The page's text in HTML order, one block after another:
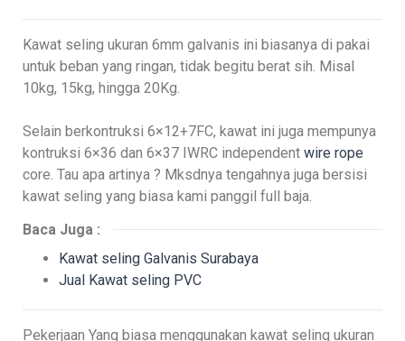
Kawat seling ukuran 6mm galvanis ini biasanya di pakai
untuk beban yang ringan, tidak begitu berat sih. Misal
10kg, 15kg, hingga 20Kg.
Selain berkontruksi 6×12+7FC, kawat ini juga mempunya
kontruksi 6×36 dan 6×37 IWRC independent wire rope
core. Tau apa artinya ? Mksdnya tengahnya juga bersisi
kawat seling yang biasa kami panggil full baja.
Baca Juga :
Kawat seling Galvanis Surabaya
Jual Kawat seling PVC
Pekerjaan Yang biasa menggunakan kawat seling ukuran